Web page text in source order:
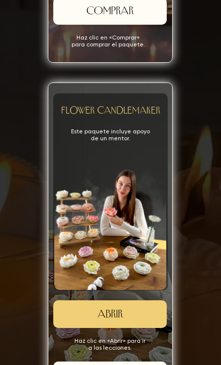
COMPRAR
Haz clic en «Comprar»
para comprar el paquete.
Este paquete incluye apoyo
de un mentor.
ABRIR
Haz clic en «Abrir» para ir
a las lecciones.
flower candlemaker